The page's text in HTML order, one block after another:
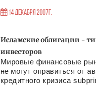
14 Декабря 2007г.
Исламские облигации -
инвесторов
Мировые финансовые
не могут оправиться от
кредитного кризиса